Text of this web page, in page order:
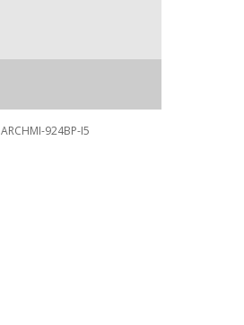
ARCHMI-924BP-I5